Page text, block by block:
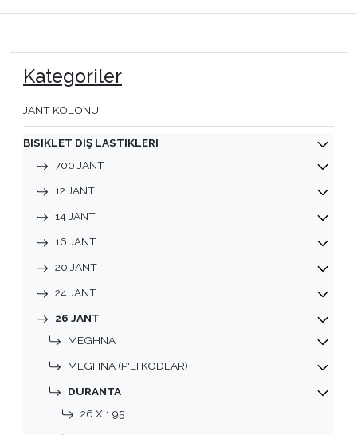
Kategoriler
JANT KOLONU
BISIKLET DIŞ LASTIKLERI
700 JANT
12 JANT
14 JANT
16 JANT
20 JANT
24 JANT
26 JANT
MEGHNA
MEGHNA (P'LI KODLAR)
DURANTA
26 X 1.95